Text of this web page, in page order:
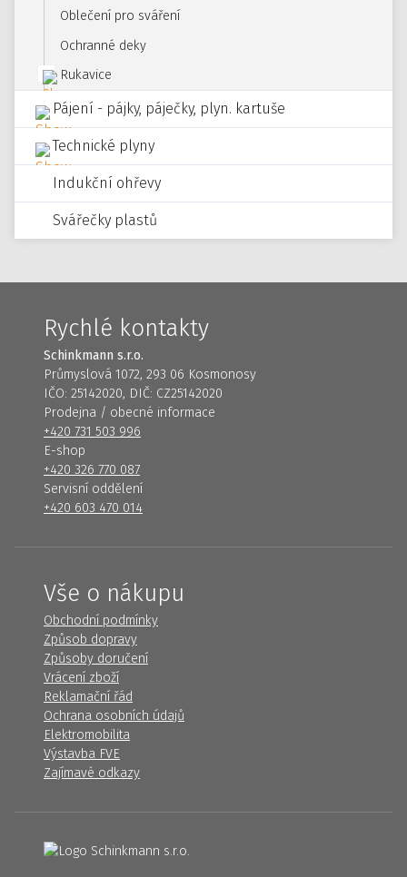
Oblečení pro sváření
Ochranné deky
Rukavice
Pájení - pájky, páječky, plyn. kartuše
Technické plyny
Indukční ohřevy
Svářečky plastů
Rychlé kontakty
Schinkmann s.r.o.
Průmyslová 1072, 293 06 Kosmonosy
IČO: 25142020, DIČ: CZ25142020
Prodejna / obecné informace
+420 731 503 996
E-shop
+420 326 770 087
Servisní oddělení
+420 603 470 014
Vše o nákupu
Obchodní podmínky
Způsob dopravy
Způsoby doručení
Vrácení zboží
Reklamační řád
Ochrana osobních údajů
Elektromobilita
Výstavba FVE
Zajímavé odkazy